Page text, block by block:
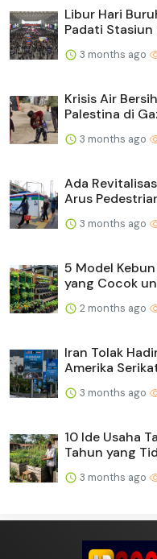
Libur Hari
Padati Stasiun
3 months ago
Krisis Air
Palestina di
3 months ago
Ada
Arus
3 months ago
5 Model
yang Cocok
2 months ago
Iran Tolak
Amerika
3 months ago
10 Ide Usaha
Tahun yang
3 months ago